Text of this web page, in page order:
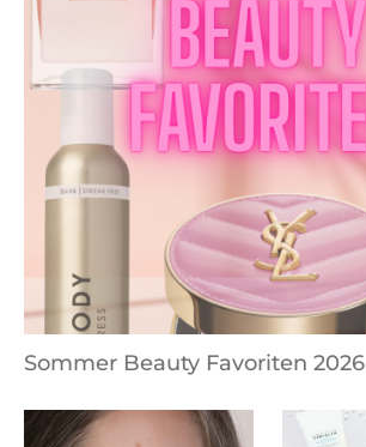
Sommer Beauty Favoriten 2026